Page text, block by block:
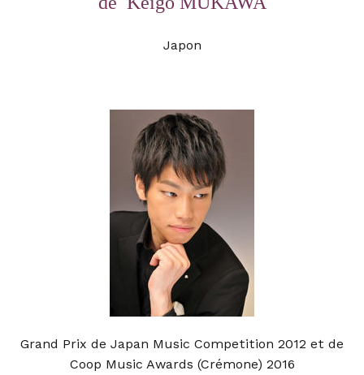
Japon
Grand Prix de Japan Music Competition 2012 et de
Coop Music Awards (Crémone) 2016